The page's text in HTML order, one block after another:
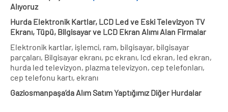
Alıyoruz
Hurda Elektronik Kartlar, LCD Led ve Eski Televizyon TV
Ekranı, Tüpü, Bilgisayar ve LCD Ekran Alımı Alan Firmalar
Elektronik kartlar, işlemci, ram, bilgisayar, bilgisayar
parçaları, Bilgisayar ekranı, pc ekranı, lcd ekran, led ekran,
hurda led televizyon, plazma televizyon, cep telefonları,
cep telefonu kartı, ekranı
Gaziosmanpaşa’da Alım Satım Yaptığımız Diğer Hurdalar